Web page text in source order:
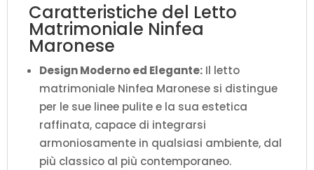
Caratteristiche del Letto
Matrimoniale Ninfea
Maronese
Design Moderno ed Elegante: Il letto
matrimoniale Ninfea Maronese si distingue
per le sue linee pulite e la sua estetica
raffinata, capace di integrarsi
armoniosamente in qualsiasi ambiente, dal
più classico al più contemporaneo.